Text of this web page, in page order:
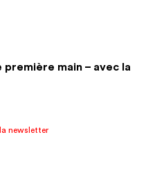
première main – avec la
newsletter